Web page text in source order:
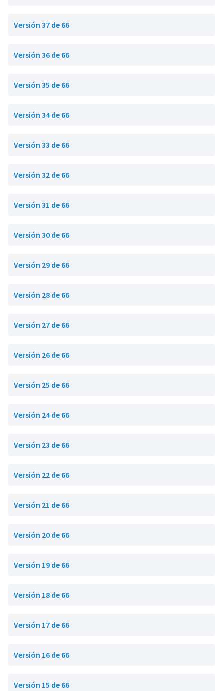
Versión 37 de 66
Versión 36 de 66
Versión 35 de 66
Versión 34 de 66
Versión 33 de 66
Versión 32 de 66
Versión 31 de 66
Versión 30 de 66
Versión 29 de 66
Versión 28 de 66
Versión 27 de 66
Versión 26 de 66
Versión 25 de 66
Versión 24 de 66
Versión 23 de 66
Versión 22 de 66
Versión 21 de 66
Versión 20 de 66
Versión 19 de 66
Versión 18 de 66
Versión 17 de 66
Versión 16 de 66
Versión 15 de 66